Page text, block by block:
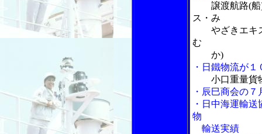
譲渡航路(
ス・み
やざきエキス
む
か)
・日鐵物流が
小口重量貨
・辰巳商会の
・日中海運輸
物
輸送実績